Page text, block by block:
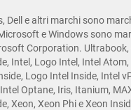
Dell e altri marchi sono
e Windows sono
Corporation. Ultrabook,
Intel, Logo Intel, Intel
Logo Intel Inside, Intel
Optane, Iris, Itanium,
Xeon, Xeon Phi e Xeon